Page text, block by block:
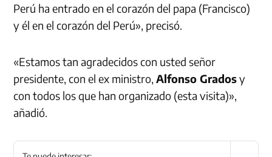
Perú ha entrado en el corazón del papa (Francisco)
y él en el corazón del Perú», precisó.
«Estamos tan agradecidos con usted señor
presidente, con el ex ministro,Alfonso Gradosy
con todos los que han organizado (esta visita)»,
añadió.